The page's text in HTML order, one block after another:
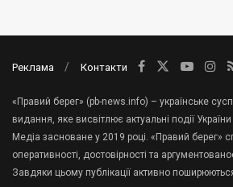
Реклама Контакти
«Правий берег» (pb-news.info) – українське
видання, яке висвітлює актуальні події України
Медіа засноване у 2019 році. «Правий берег»
оперативності, достовірності та
Завдяки цьому публікації активно